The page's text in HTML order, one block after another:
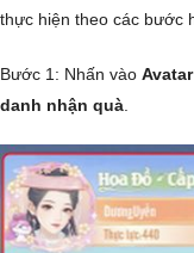
thực hiện theo các bước
Bước 1: Nhấn vào
danh nhận quà.